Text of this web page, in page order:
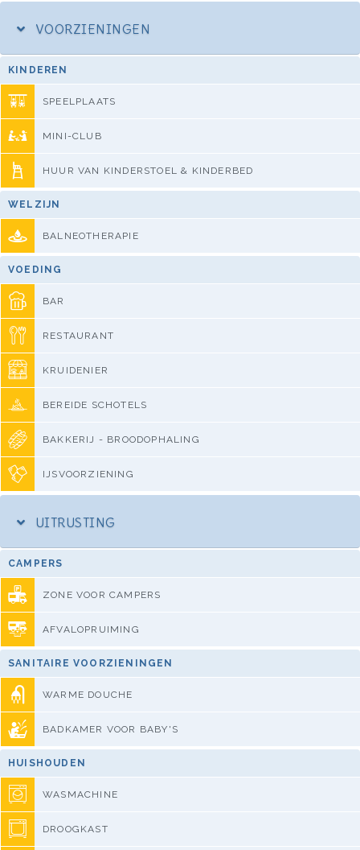
VOORZIENINGEN
KINDEREN
SPEELPLAATS
MINI-CLUB
HUUR VAN KINDERSTOEL & KINDERBED
WELZIJN
BALNEOTHERAPIE
VOEDING
BAR
RESTAURANT
KRUIDENIER
BEREIDE SCHOTELS
BAKKERIJ - BROODOPHALING
IJSVOORZIENING
UITRUSTING
CAMPERS
ZONE VOOR CAMPERS
AFVALOPRUIMING
SANITAIRE VOORZIENINGEN
WARME DOUCHE
BADKAMER VOOR BABY'S
HUISHOUDEN
WASMACHINE
DROOGKAST